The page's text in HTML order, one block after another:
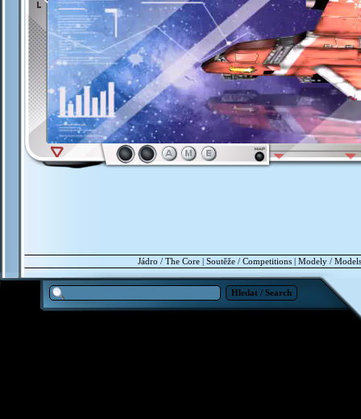
Jádro / The Core Soutěže / Competitions Modely / Models
Hledat / Search